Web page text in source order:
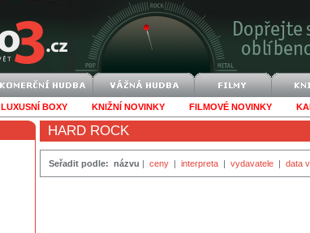
LUXUSNÍ BOXY KNIŽNÍ NOVINKY FILMOVÉ NOVINKY
HARD ROCK
Seřadit podle: názvu | ceny | interpreta | vydavatele | data